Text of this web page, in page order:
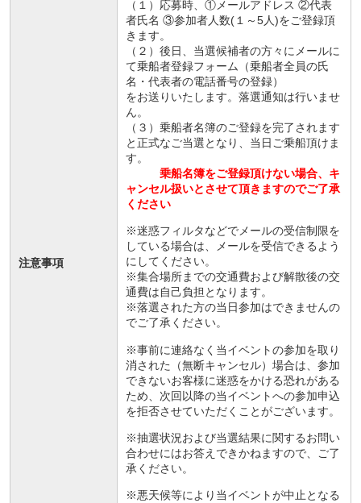
注意事項
（１）応募時、①メールアドレス ②代表
者氏名 ③参加者人数(１～5人)をご登録頂
きます。
（２）後日、当選候補者の方々にメールに
て乗船者登録フォーム（乗船者全員の氏
名・代表者の電話番号の登録）
をお送りいたします。落選通知は行いませ
ん。
（３）乗船者名簿のご登録を完了されます
と正式なご当選となり、当日ご乗船頂けま
す。
乗船名簿をご登録頂けない場合、キ
ャンセル扱いとさせて頂きますのでご了承
ください
※迷惑フィルタなどでメールの受信制限を
している場合は、メールを受信できるよう
にしてください。
※集合場所までの交通費および解散後の交
通費は自己負担となります。
※落選された方の当日参加はできませんの
でご了承ください。
※事前に連絡なく当イベントの参加を取り
消された（無断キャンセル）場合は、参加
できないお客様に迷惑をかける恐れがある
ため、次回以降の当イベントへの参加申込
を拒否させていただくことがございます。
※抽選状況および当選結果に関するお問い
合わせにはお答えできかねますので、ご了
承ください。
※悪天候等により当イベントが中止となる